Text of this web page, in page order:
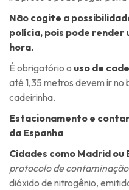
Não cogite a
polícia, pois pode render
hora.
É obrigatório o uso de
até 1,35 metros devem ir no
cadeirinha.
Estacionamento e
da Espanha
Cidades como Madrid ou
protocolo de
dióxido de nitrogênio,